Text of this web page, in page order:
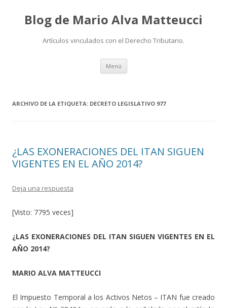
Blog de Mario Alva Matteucci
Artículos vinculados con el Derecho Tributario.
Menú Ir
contenido
ARCHIVO DE LA ETIQUETA: DECRETO LEGISLATIVO 977
¿LAS EXONERACIONES DEL ITAN SIGUEN
VIGENTES EN EL AÑO 2014?
Deja una respuesta
[Visto: 7795 veces]
¿LAS EXONERACIONES DEL ITAN SIGUEN VIGENTES EN EL
AÑO 2014?
MARIO ALVA MATTEUCCI
El Impuesto Temporal a los Activos Netos – ITAN fue creado